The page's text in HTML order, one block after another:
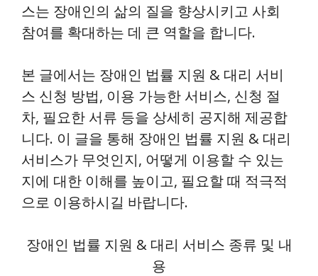
스는 장애인의 삶의 질을 향상시키고 사회
참여를 확대하는 데 큰 역할을 합니다.
본 글에서는 장애인 법률 지원 & 대리 서비
스 신청 방법, 이용 가능한 서비스, 신청 절
차, 필요한 서류 등을 상세히 공지해 제공합
니다. 이 글을 통해 장애인 법률 지원 & 대리
서비스가 무엇인지, 어떻게 이용할 수 있는
지에 대한 이해를 높이고, 필요할 때 적극적
으로 이용하시길 바랍니다.
장애인 법률 지원 & 대리 서비스 종류 및 내
용